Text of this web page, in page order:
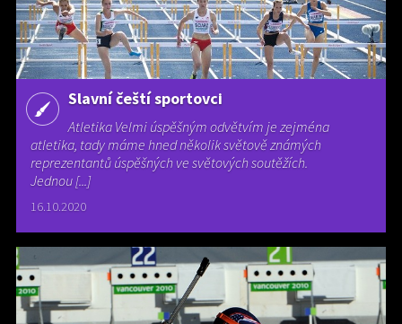
Slavní čeští sportovci
Atletika Velmi úspěšným odvětvím je zejména
atletika, tady máme hned několik světově známých
reprezentantů úspěšných ve světových soutěžích.
Jednou [...]
16.10.2020